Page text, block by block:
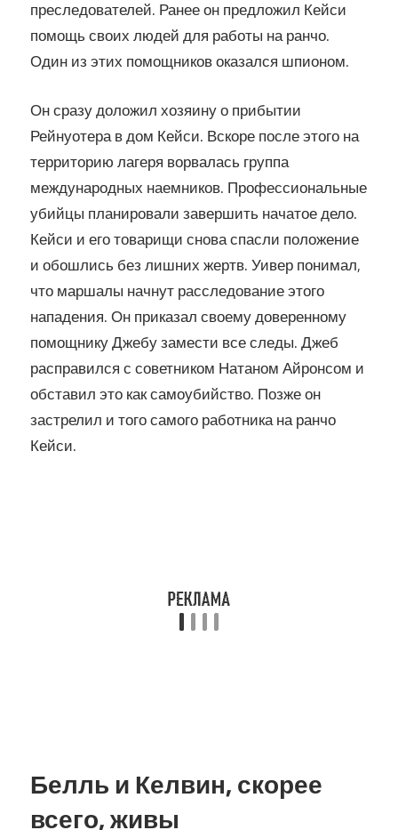
преследователей. Ранее он предложил Кейси
помощь своих людей для работы на ранчо.
Один из этих помощников оказался шпионом.
Он сразу доложил хозяину о прибытии
Рейнуотера в дом Кейси. Вскоре после этого на
территорию лагеря ворвалась группа
международных наемников. Профессиональные
убийцы планировали завершить начатое дело.
Кейси и его товарищи снова спасли положение
и обошлись без лишних жертв. Уивер понимал,
что маршалы начнут расследование этого
нападения. Он приказал своему доверенному
помощнику Джебу замести все следы. Джеб
расправился с советником Натаном Айронсом и
обставил это как самоубийство. Позже он
застрелил и того самого работника на ранчо
Кейси.
Белль и Келвин, скорее
всего, живы